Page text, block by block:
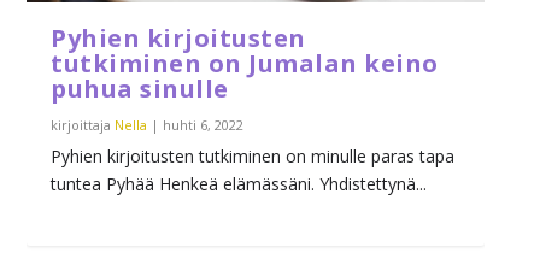
Pyhien kirjoitusten
tutkiminen on Jumalan keino
puhua sinulle
kirjoittaja Nella | huhti 6, 2022
Pyhien kirjoitusten tutkiminen on minulle paras tapa
tuntea Pyhää Henkeä elämässäni. Yhdistettynä...